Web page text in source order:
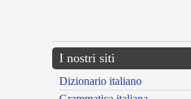
I nostri siti
Dizionario italiano